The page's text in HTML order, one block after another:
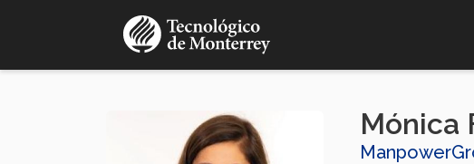
Mónica